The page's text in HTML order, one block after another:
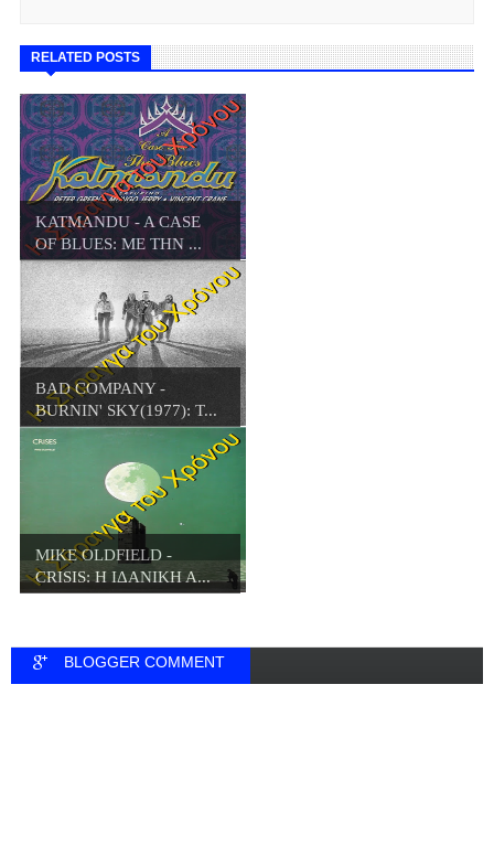
RELATED POSTS
KATMANDU - A CASE
OF BLUES: ΜΕ ΤΗΝ ...
BAD COMPANY -
BURNIN' SKY(1977): Τ...
MIKE OLDFIELD -
CRISIS: Η ΙΔΑΝΙΚΗ Α...
BLOGGER COMMENT